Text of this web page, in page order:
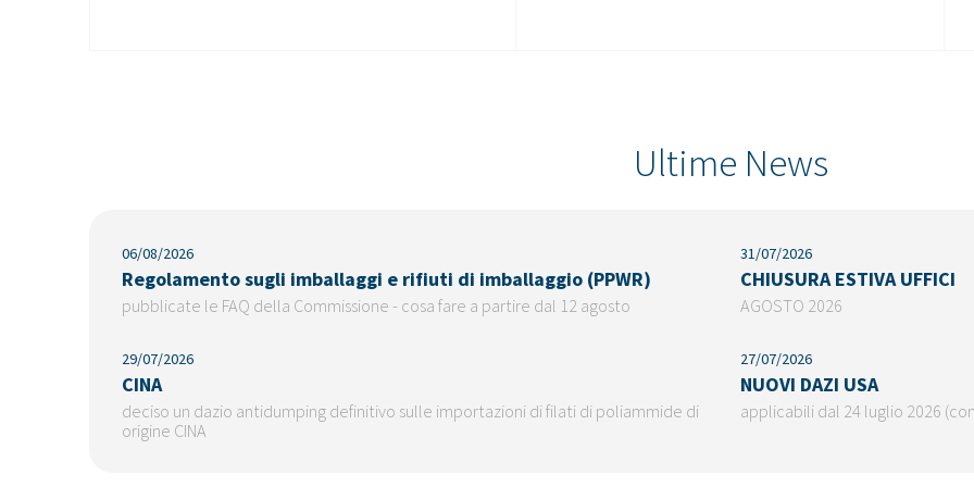
Ultime News
06/08/2026
Regolamento sugli imballaggi e rifiuti di imballaggio (PPWR)
pubblicate le FAQ della Commissione - cosa fare a partire dal 12 agosto
31/07/2026
CHIUSURA ESTIVA UFFICI
AGOSTO 2026
29/07/2026
CINA
deciso un dazio antidumping definitivo sulle importazioni di filati di poliammide di
origine CINA
27/07/2026
NUOVI DAZI USA
applicabili dal 24 luglio 2026